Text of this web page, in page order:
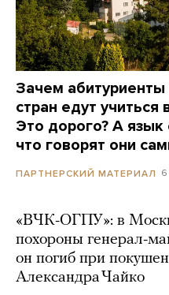
Зачем абитуриенты
стран едут
Это дорого? А
что говорят они
ПАРТНЕРСКИЙ МАТЕРИАЛ 6
«ВЧК-ОГПУ»: в
похороны генерал-
он погиб при
Александра Чайко